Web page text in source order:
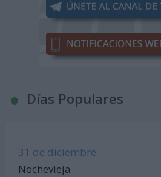
Días Populares
31 de diciembre -
Nochevieja